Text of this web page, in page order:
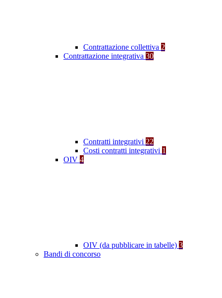
Contrattazione collettiva 2
Contrattazione integrativa 30
Contratti integrativi 22
Costi contratti integrativi 1
OIV 4
OIV (da pubblicare in tabelle) 3
Bandi di concorso